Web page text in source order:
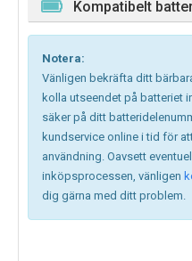
Kompatibelt
Notera:
Vänligen bekräfta ditt
kolla utseendet på batteriet
säker på ditt
kundservice online i tid för
användning. Oavsett
inköpsprocessen, vänligen
dig gärna med ditt problem.